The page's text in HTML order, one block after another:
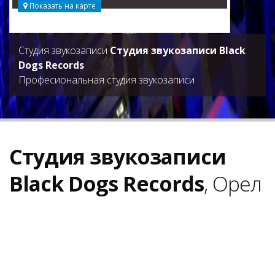
Показать на карте
Студия звукозаписи Студия звукозаписи Black
Dogs Records
Професиональная студия звукозаписи
Студия звукозаписи
Black Dogs Records, Орел